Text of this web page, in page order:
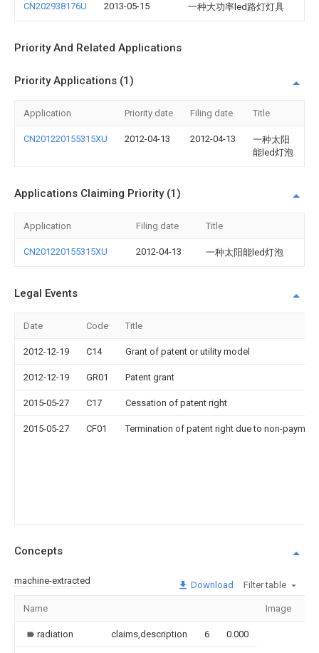
CN202938176U 2013-05-15 一种大功率led路灯灯具
Priority And Related Applications
Priority Applications (1)
Application Priority date Filing date Title
CN201220155315XU 2012-04-13 2012-04-13
一种太阳
能led灯泡
Applications Claiming Priority (1)
Application Filing date Title
CN201220155315XU 2012-04-13 一种太阳能led灯泡
Legal Events
Date Code Title
2012-12-19 C14 Grant of patent or utility model
2012-12-19 GR01 Patent grant
2015-05-27 C17 Cessation of patent right
2015-05-27 CF01 Termination of patent right due to non-
Concepts
machine-extracted Download Filter table
Name Image
radiation claims,description 6 0.000